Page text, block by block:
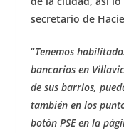
secretario de
“Tenemos
bancarios en
de sus barrios,
también en los
botón PSE en la